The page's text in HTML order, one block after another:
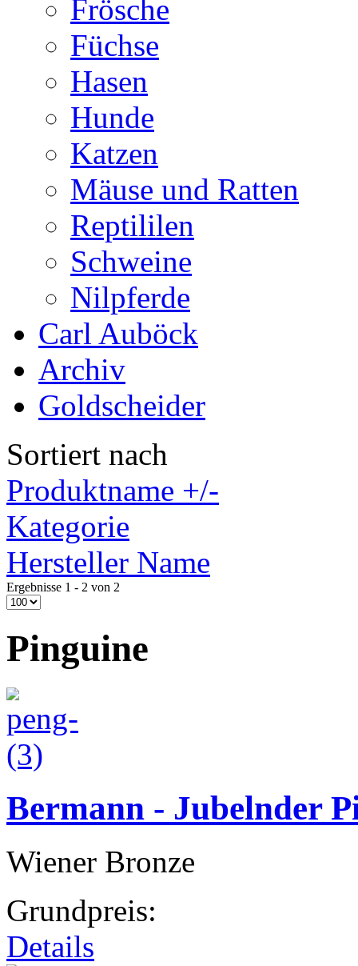
Frösche
Füchse
Hasen
Hunde
Katzen
Mäuse und Ratten
Reptililen
Schweine
Nilpferde
Carl Auböck
Archiv
Goldscheider
Sortiert nach
Produktname +/-
Kategorie
Hersteller Name
Ergebnisse 1 - 2 von 2
Pinguine
Bermann - Jubelnder
Wiener Bronze
Grundpreis:
Details